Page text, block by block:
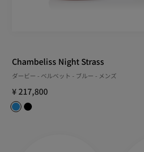
Chambeliss Night Strass
ダービー - ベルベット - ブルー - メンズ
¥ 217,800